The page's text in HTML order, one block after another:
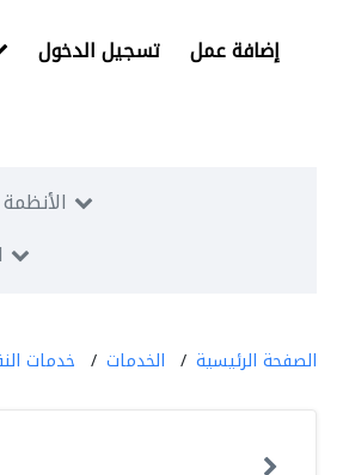
تسجيل الدخول إضافة عمل
الصفحة الرئيسية الخدمات خدمات